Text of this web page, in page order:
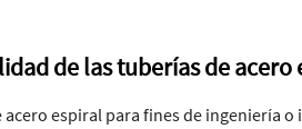
de las tuberías de acero
espiral para fines de ingeniería